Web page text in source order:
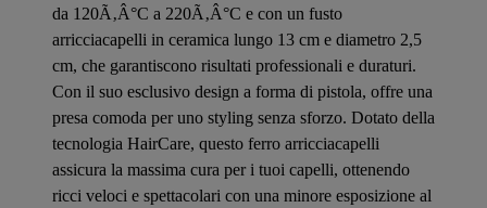
da 120Ã‚Â°C a 220Ã‚Â°C e con un fusto
arricciacapelli in ceramica lungo 13 cm e diametro 2,5
cm, che garantiscono risultati professionali e duraturi.
Con il suo esclusivo design a forma di pistola, offre una
presa comoda per uno styling senza sforzo. Dotato della
tecnologia HairCare, questo ferro arricciacapelli
assicura la massima cura per i tuoi capelli, ottenendo
ricci veloci e spettacolari con una minore esposizione al